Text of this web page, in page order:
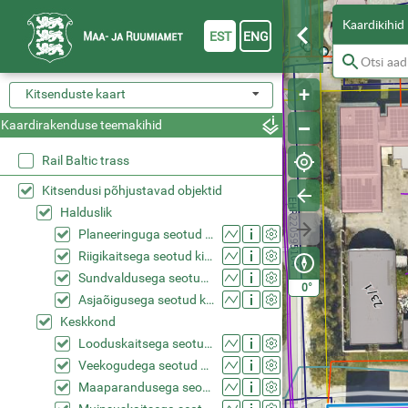
0°
Kaardikihid
Kitsenduste kaart
Kaardirakenduse teemakihid
Rail Baltic trass
Kitsendusi põhjustavad objektid
Halduslik
Planeeringuga seotud kitsendused (KPOIS)
Riigikaitsega seotud kitsendused (KPOIS)
Sundvaldusega seotud kitsendused (KPOIS)
Asjaõigusega seotud kitsendused (KPOIS)
Keskkond
Looduskaitsega seotud kitsendused (KPOIS)
Veekogudega seotud kitsendused (KPOIS)
Maaparandusega seotud kitsendused (KPOIS)
EST ENG